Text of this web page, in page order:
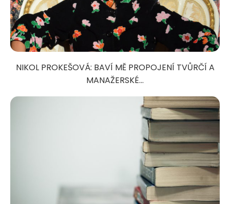
NIKOL PROKEŠOVÁ: BAVÍ MĚ PROPOJENÍ TVŮRČÍ A
MANAŽERSKÉ...